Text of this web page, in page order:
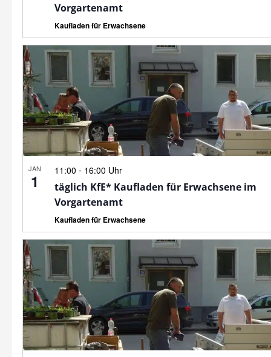
Vorgartenamt
Kaufladen für Erwachsene
JAN
1
11:00 - 16:00 Uhr
täglich KfE* Kaufladen für Erwachsene im
Vorgartenamt
Kaufladen für Erwachsene